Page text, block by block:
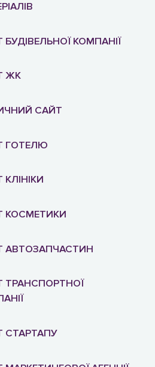
БУДІВЕЛЬНОЇ КОМПАНІЇ
ЖК
САЙТ
ГОТЕЛЮ
КОСМЕТИКИ
АВТОЗАПЧАСТИН
ТРАНСПОРТНОЇ
СТАРТАПУ